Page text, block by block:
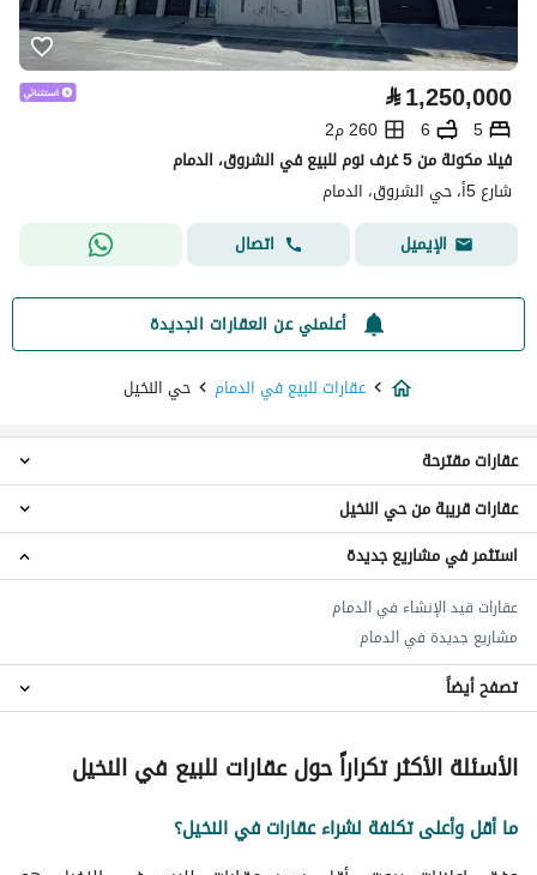
⃁1,250,000
5
6
260 م2
فيلا مكونة من 5 غرف نوم للبيع في الشروق، الدمام
شارع 5أ، حي الشروق، الدمام
الإيميل
اتصال
أعلمني عن العقارات الجديدة
عقارات للبيع في الدمام
حي النخيل
عمائر سكنية للبيع في حي النخيل
عقارات مقترحة
عقارات حي الخليح
عقارات حي القزاز
عقارات حي البادية
عقارات حي الزهور
عقارات حي الوسام
عقارات حي السوق
عقارات حي الدواسر
عقارات حي غرناطة
عقارات قريبة من حي النخيل
عقارات قيد الإنشاء في الدمام
مشاريع جديدة في الدمام
استثمر في مشاريع جديدة
عقارات للايجار في حي النخيل
تصفح أيضاً
الأسئلة الأكثر تكراراً حول عقارات للبيع في النخيل
ما أقل وأعلى تكلفة لشراء عقارات في النخيل؟